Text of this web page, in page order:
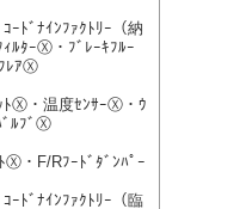
ﾄﾞﾅｲﾝﾌｧｸﾄﾘｰ（納
ﾙﾀｰⓍ・ﾌﾞﾚｰｷﾌﾙｰ
ﾚｱⓍ
温度ｾﾝｻｰⓍ・ｳ
ﾞﾙﾌﾞⓍ
F/Rﾌｰﾄﾞﾀﾞﾝﾊﾟｰ
ｰﾄﾞﾅｲﾝﾌｧｸﾄﾘｰ（臨